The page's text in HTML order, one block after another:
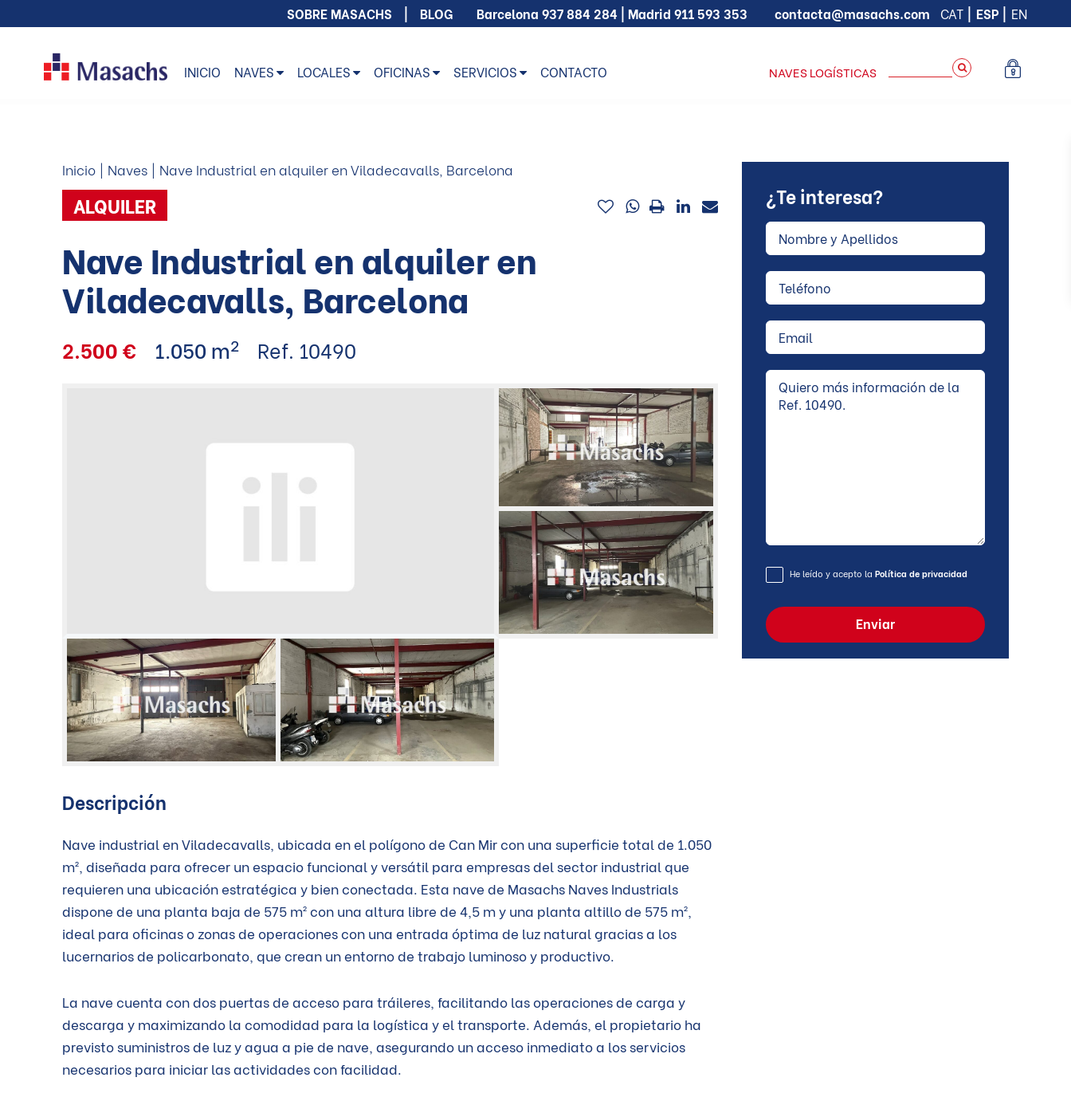
SOBRE MASACHS BLOG Barcelona 937 884 284 | Madrid 911 593 353 contacta@masachs.com CAT ESP EN
INICIO NAVES LOCALES OFICINAS SERVICIOS CONTACTO NAVES LOGÍSTICAS
Inicio Naves Nave Industrial en alquiler en Viladecavalls, Barcelona
ALQUILER
Nave Industrial en alquiler en
Viladecavalls, Barcelona
2.500 € 1.050 m2 Ref. 10490
Descripción
Nave industrial en Viladecavalls, ubicada en el polígono de Can Mir con una superficie total de 1.050
m², diseñada para ofrecer un espacio funcional y versátil para empresas del sector industrial que
requieren una ubicación estratégica y bien conectada. Esta nave de Masachs Naves Industrials
dispone de una planta baja de 575 m² con una altura libre de 4,5 m y una planta altillo de 575 m²,
ideal para oficinas o zonas de operaciones con una entrada óptima de luz natural gracias a los
lucernarios de policarbonato, que crean un entorno de trabajo luminoso y productivo.
La nave cuenta con dos puertas de acceso para tráileres, facilitando las operaciones de carga y
descarga y maximizando la comodidad para la logística y el transporte. Además, el propietario ha
previsto suministros de luz y agua a pie de nave, asegurando un acceso inmediato a los servicios
necesarios para iniciar las actividades con facilidad.
¿Te interesa?
He leído y acepto la Política de privacidad